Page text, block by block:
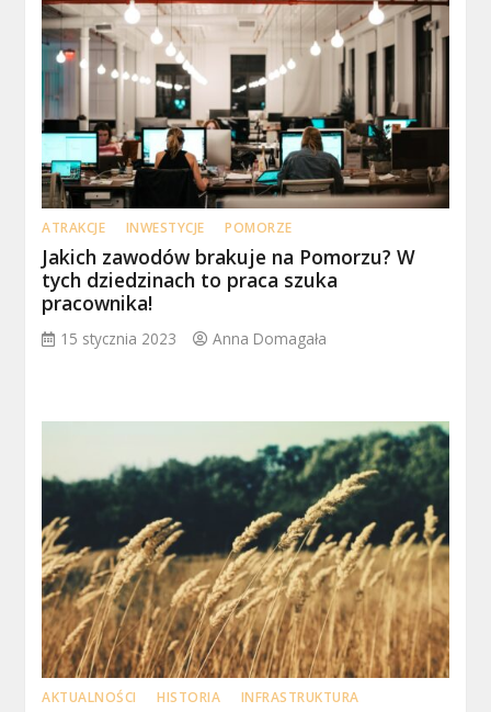
ATRAKCJE INWESTYCJE POMORZE
Jakich zawodów brakuje na Pomorzu? W
tych dziedzinach to praca szuka
pracownika!
15 stycznia 2023 Anna Domagała
AKTUALNOŚCI HISTORIA INFRASTRUKTURA